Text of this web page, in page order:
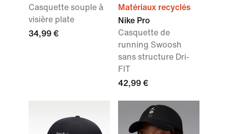
Casquette souple à
visière plate
34,99 €
Matériaux recyclés
Nike Pro
Casquette de
running Swoosh
sans structure Dri-
FIT
42,99 €